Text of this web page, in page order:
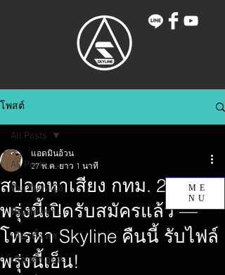
ME
NU
โพสต์
All Posts
ทีมเสียงหญิง
ทีมเสียงชาย
เลือกตั้ง สส.
เลือกตั้ง อบต.
All Posts
สปอตหาเสียง กทม. 2569:
พรุ่งนี้เปิดรับสมัครแล้ว —
โทรหา Skyline คืนนี้ รับไฟล์
พรุ่งนี้เย็น!
แอดมินอ้วน
27 พ.ค. ยาว 1 นาที